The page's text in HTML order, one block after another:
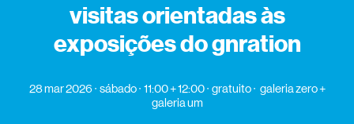
visitas orientadas às
exposições do gnration
28 mar 2026 sábado 11:00 + 12:00 gratuito
galeria zero +
galeria um